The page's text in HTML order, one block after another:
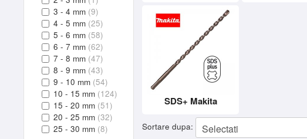
3 - 4 mm (9)
4 - 5 mm (25)
5 - 6 mm (58)
6 - 7 mm (62)
7 - 8 mm (47)
8 - 9 mm (43)
9 - 10 mm (54)
10 - 15 mm (124)
15 - 20 mm (51)
20 - 25 mm (32)
25 - 30 mm (8)
SDS+ Makita
Sortare dupa: